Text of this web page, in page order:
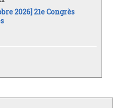
2026] 21e Congrès